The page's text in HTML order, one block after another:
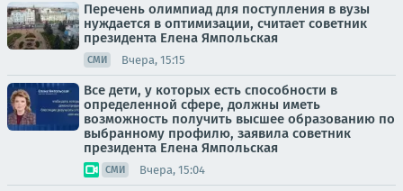
Перечень олимпиад для поступления в вузы
нуждается в оптимизации, считает советник
президента Елена Ямпольская
СМИ Вчера, 15:15
Все дети, у которых есть способности в
определенной сфере, должны иметь
возможность получить высшее образованию по
выбранному профилю, заявила советник
президента Елена Ямпольская
СМИ Вчера, 15:04